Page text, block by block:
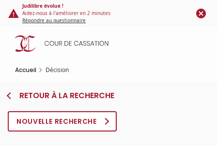
Panneau de gestion des cookies
contenu
principal
Judilibre évolue !
Aidez-nous à l'améliorer en 2 minutes
Répondre au questionnaire
Accueil Décision
RETOUR À LA RECHERCHE
NOUVELLE RECHERCHE